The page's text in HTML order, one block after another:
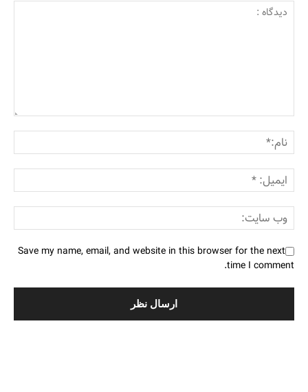
Save my name, email, and website in this browser for the next
time I comment.